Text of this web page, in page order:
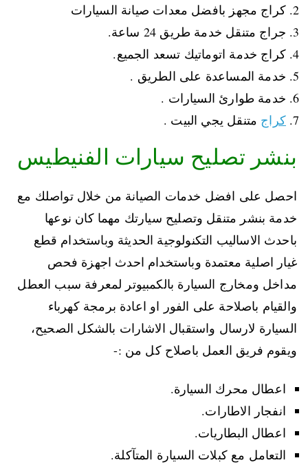
كراج مجهز بافضل معدات صيانة السيارات
جراج متنقل خدمة طريق 24 ساعة.
كراج خدمة اتوماتيك تسعد الجميع.
خدمة المساعدة على الطريق .
خدمة طوارئ السيارات .
كراج متنقل يجي البيت .
بنشر تصليح سيارات الفنيطيس
احصل على افضل خدمات الصيانة من خلال تواصلك مع
خدمة بنشر متنقل وتصليح سيارتك مهما كان نوعها
باحدث الاساليب التكنولوجية الحديثة وباستخدام قطع
غيار اصلية معتمدة وباستخدام احدث اجهزة فحص
مداخل ومخارج السيارة بالكمبيوتر لمعرفة سبب العطل
والقيام باصلاحة على الفور او اعادة برمجة كهرباء
السيارة لارسال واستقبال الاشارات بالشكل الصحيح،
ويقوم فريق العمل باصلاح كل من :-
اعطال محرك السيارة.
انفجار الاطارات.
اعطال البطاريات.
التعامل مع كبلات السيارة المتآكلة.